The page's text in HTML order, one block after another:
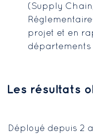
(Supply
projet et en
départements
Les résultats
Déployé depuis 2